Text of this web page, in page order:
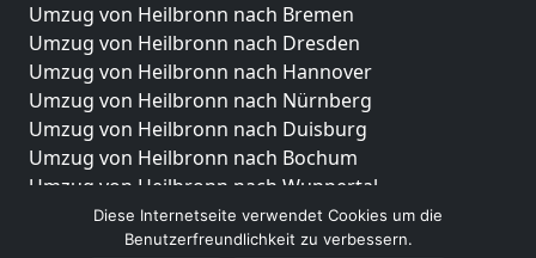
Umzug von Heilbronn nach Bremen
Umzug von Heilbronn nach Dresden
Umzug von Heilbronn nach Hannover
Umzug von Heilbronn nach Nürnberg
Umzug von Heilbronn nach Duisburg
Umzug von Heilbronn nach Bochum
Umzug von Heilbronn nach Wuppertal
Umzug von Heilbronn nach Bielefeld
Umzug von Heilbronn nach Bonn
Diese Internetseite verwendet Cookies um die
Benutzerfreundlichkeit zu verbessern.